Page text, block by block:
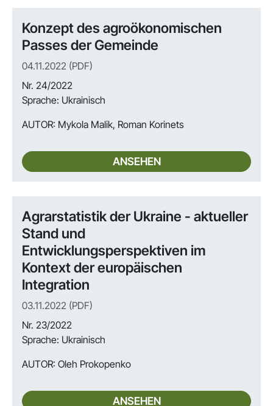
Konzept des agroökonomischen
Passes der Gemeinde
04.11.2022 (PDF)
Nr. 24/2022
Sprache: Ukrainisch
AUTOR: Mykola Malik, Roman Korinets
ANSEHEN
Agrarstatistik der Ukraine - aktueller
Stand und
Entwicklungsperspektiven im
Kontext der europäischen
Integration
03.11.2022 (PDF)
Nr. 23/2022
Sprache: Ukrainisch
AUTOR: Oleh Prokopenko
ANSEHEN